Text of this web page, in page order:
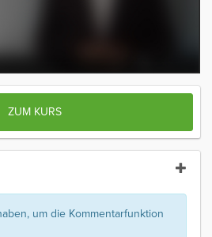
ZUM KURS
um die Kommentarfunktion